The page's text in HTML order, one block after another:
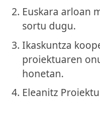
Euskara arloan
sortu dugu.
Ikaskuntza
proiektuaren
honetan.
Eleanitz